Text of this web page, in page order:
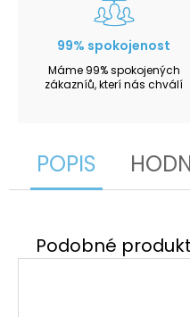
99% spokojenost
Máme 99% spokojených
zákazníů, kterí nás chválí
POPIS